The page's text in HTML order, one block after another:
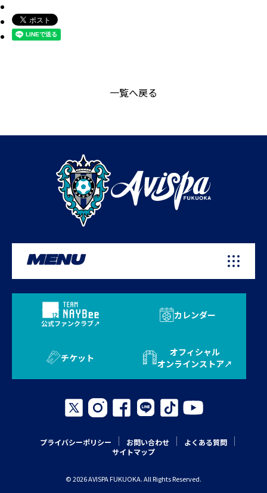
一覧へ戻る
MENU
公式ファンクラブ
カレンダー
チケット
オフィシャル
オンラインストア
プライバシーポリシー お問い合わせ
よくある質問
サイトマップ
© 2026 AVISPA FUKUOKA. All Rights Reserved.